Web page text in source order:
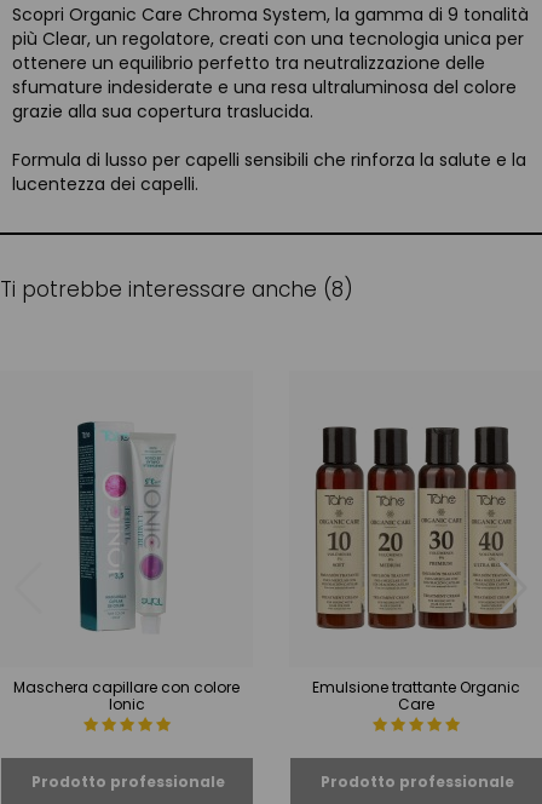
Scopri Organic Care Chroma System, la gamma di 9 tonalità
più Clear, un regolatore, creati con una tecnologia unica per
ottenere un equilibrio perfetto tra neutralizzazione delle
sfumature indesiderate e una resa ultraluminosa del colore
grazie alla sua copertura traslucida.
Formula di lusso per capelli sensibili che rinforza la salute e la
lucentezza dei capelli.
Ti potrebbe interessare anche (8)
Maschera capillare con colore
Ionic
Emulsione trattante Organic
Care